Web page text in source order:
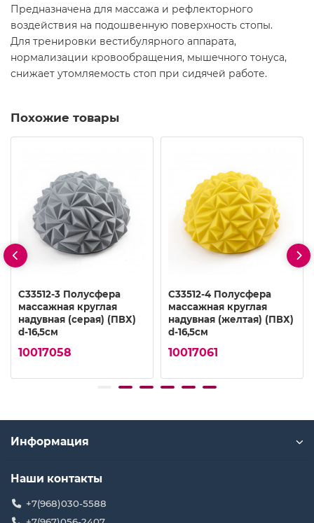
Предназначена для массажа и рефлекторного
воздействия на подошвенную поверхность стопы.
Для тренировки вестибулярного аппарата,
нормализации кровообращения, мышечного тонуса,
снижает утомляемость стоп при сидячей работе.
Похожие товары
C33512-3 Полусфера
массажная круглая
надувная (серая) (ПВХ)
d-16,5см
10017058
C33512-4 Полусфера
массажная круглая
надувная (желтая) (ПВХ)
d-16,5см
10017061
Информация
Наши контакты
+7(968)030-5588